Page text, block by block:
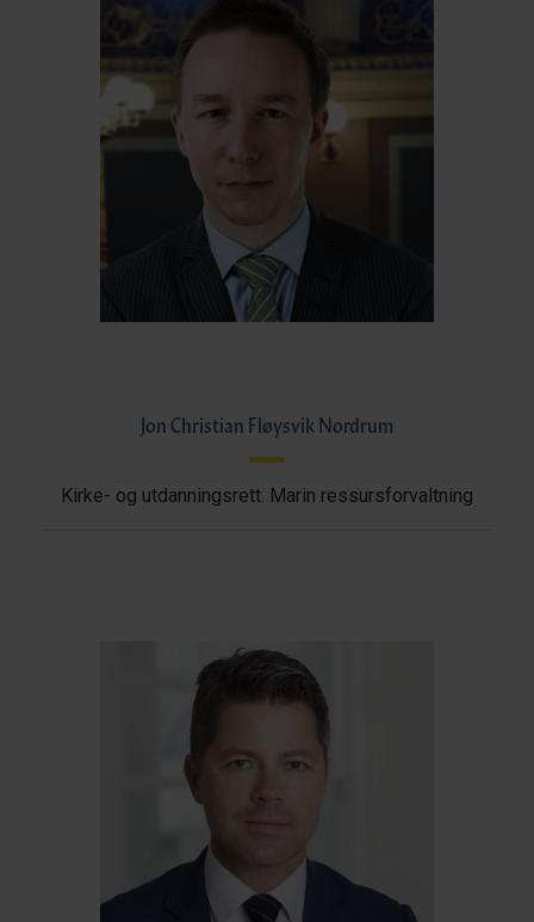
Jon Christian Fløysvik Nordrum
Kirke- og utdanningsrett. Marin ressursforvaltning